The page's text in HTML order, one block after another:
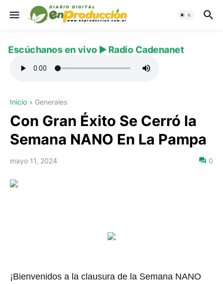
Escúchanos en vivo ▶️ Radio Cadenanet
Inicio Generales
Con Gran Éxito Se Cerró la
Semana NANO En La Pampa
mayo 11, 2024 0
¡Bienvenidos a la clausura de la Semana NANO